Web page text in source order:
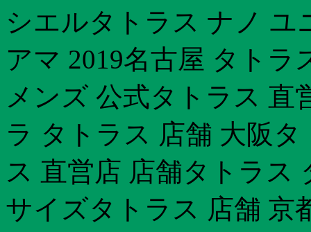
シエルタトラス ナノ ユ
アマ 2019名古屋 タト
メンズ 公式タトラス 直
ラ タトラス 店舗 大阪
ス 直営店 店舗タトラス
サイズタトラス 店舗 京